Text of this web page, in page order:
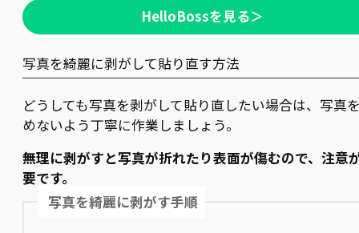
HelloBossを見る＞
写真を綺麗に剥がして貼り直す方法
どうしても写真を剥がして貼り直したい場合は、写真
めないよう丁寧に作業しましょう。
無理に剥がすと写真が折れたり表面が傷むので、注意
要です。
写真を綺麗に剥がす手順